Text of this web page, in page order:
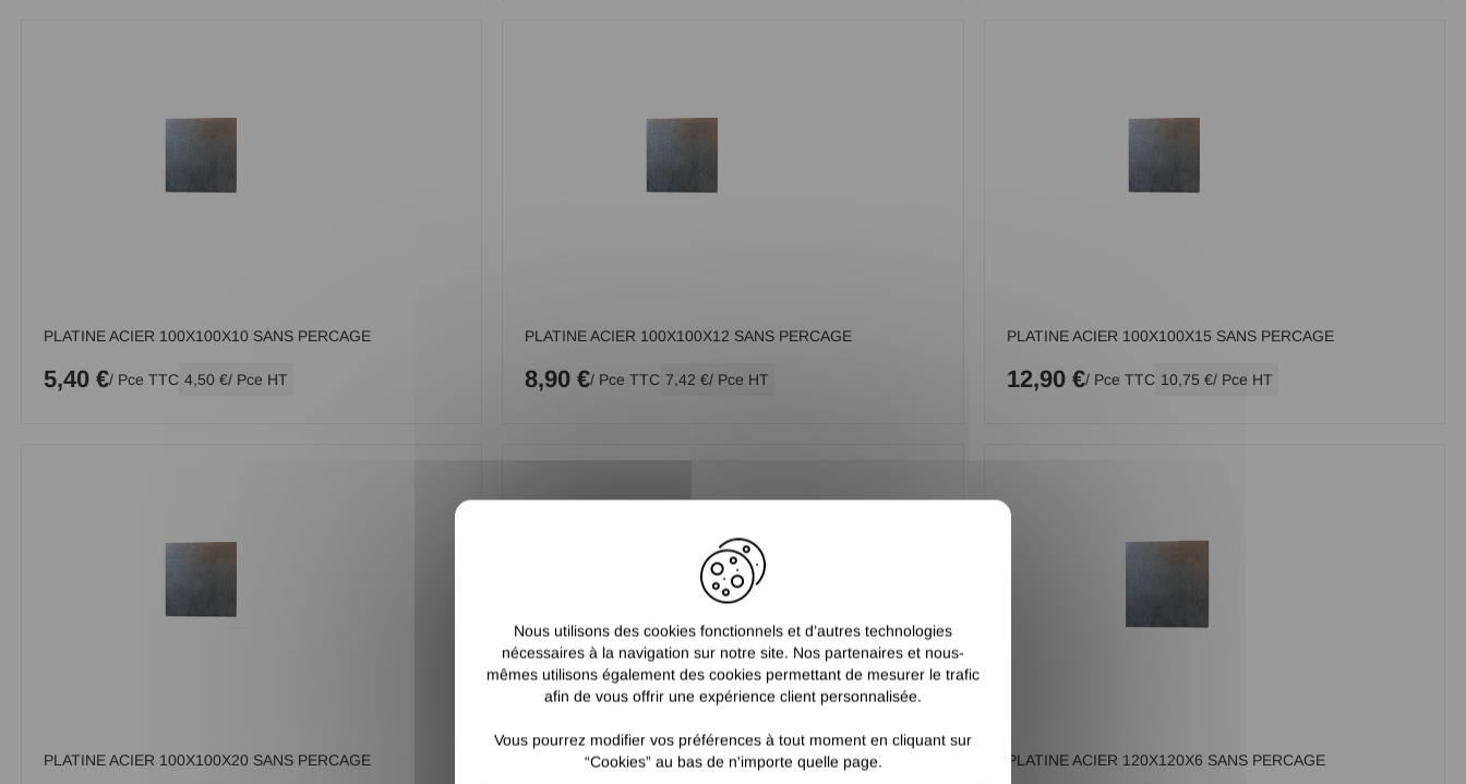
PLATINE ACIER 100X100X10 SANS PERCAGE
5,40 €/ Pce TTC 4,50 €/ Pce HT
PLATINE ACIER 100X100X12 SANS PERCAGE
8,90 €/ Pce TTC 7,42 €/ Pce HT
PLATINE ACIER 100X100X15 SANS PERCAGE
12,90 €/ Pce TTC 10,75 €/ Pce HT
PLATINE ACIER 100X100X20 SANS PERCAGE PLATINE ACIER 120X120X5 SANS PERCAGE PLATINE ACIER 120X120X6 SANS PERCAGE
Nous utilisons des cookies fonctionnels et d’autres technologies
nécessaires à la navigation sur notre site. Nos partenaires et nous-
mêmes utilisons également des cookies permettant de mesurer le trafic
afin de vous offrir une expérience client personnalisée.
Vous pourrez modifier vos préférences à tout moment en cliquant sur
“Cookies” au bas de n'importe quelle page.